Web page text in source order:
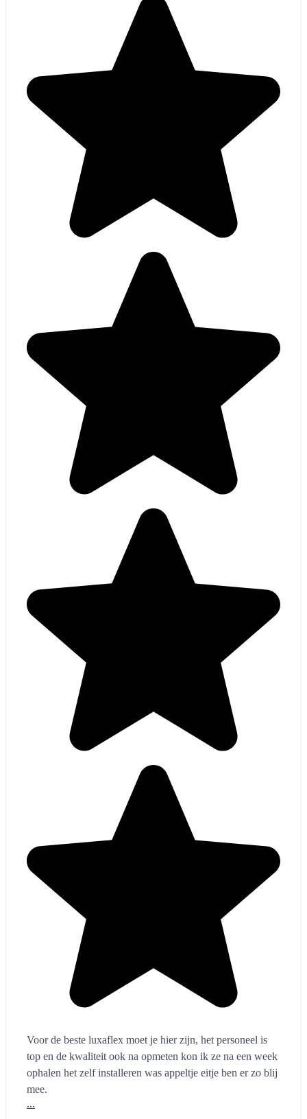
Voor de beste luxaflex moet je hier zijn, het personeel is
top en de kwaliteit ook na opmeten kon ik ze na een week
ophalen het zelf installeren was appeltje eitje ben er zo blij
mee.
...